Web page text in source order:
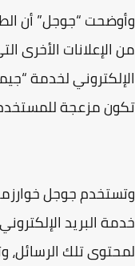
“جوجل” أن
الأخرى
لخدمة
مزعجة للمستخدم
جوجل
تلك الرسائل،